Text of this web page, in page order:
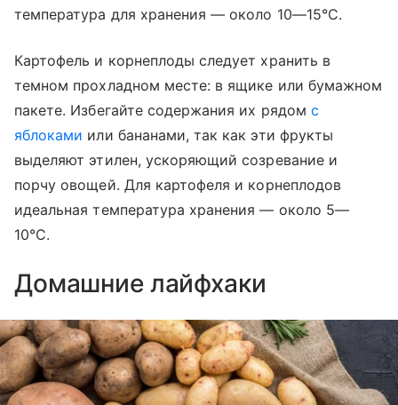
температура для хранения — около 10—15°C.
Картофель и корнеплоды следует хранить в
темном прохладном месте: в ящике или бумажном
пакете. Избегайте содержания их рядом с
яблоками или бананами, так как эти фрукты
выделяют этилен, ускоряющий созревание и
порчу овощей. Для картофеля и корнеплодов
идеальная температура хранения — около 5—
10°C.
Домашние лайфхаки